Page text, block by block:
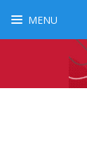
MENU